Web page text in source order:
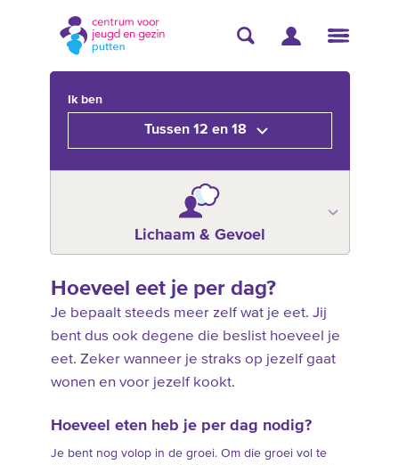
Ik ben
Tussen 12 en 18
Lichaam & Gevoel
Hoeveel eet je per dag?
Je bepaalt steeds meer zelf wat je eet. Jij
bent dus ook degene die beslist hoeveel je
eet. Zeker wanneer je straks op jezelf gaat
wonen en voor jezelf kookt.
Hoeveel eten heb je per dag nodig?
Je bent nog volop in de groei. Om die groei vol te